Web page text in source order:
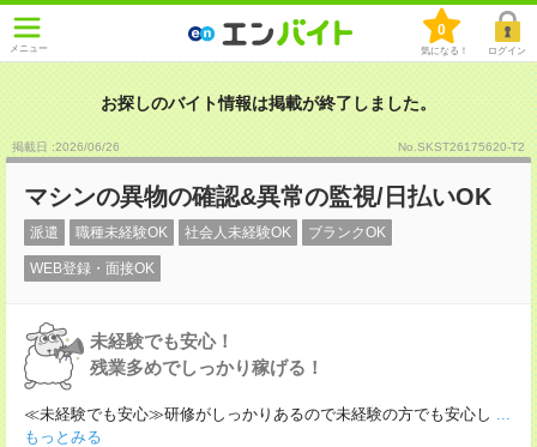
メニュー
0
気になる！ ログイン
お探しのバイト情報は掲載が終了しました。
掲載日 :2026/06/26 No.SKST26175620-T2
マシンの異物の確認&異常の監視/日払いOK
派遣 職種未経験OK 社会人未経験OK ブランクOK
WEB登録・面接OK
未経験でも安心！
残業多めでしっかり稼げる！
≪未経験でも安心≫研修がしっかりあるので未経験の方でも安心し ...
もっとみる